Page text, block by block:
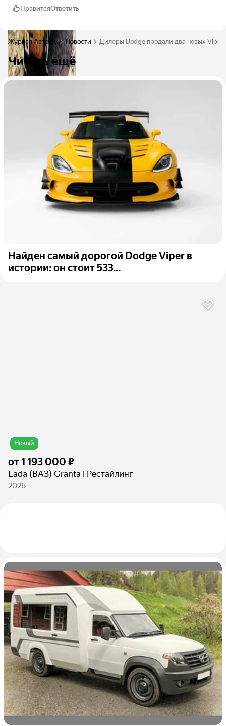
НравитсяОтветить
Журнал Авто.ру Новости Дилеры Dodge продали два новых
Читать ещё
Найден самый дорогой Dodge Viper в
истории: он стоит 533...
Новый
от1 193 000 ₽
Lada (ВАЗ) Granta I Рестайлинг
2026